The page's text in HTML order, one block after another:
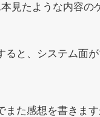
見たような内容の
ると、システム面
また感想を書きま